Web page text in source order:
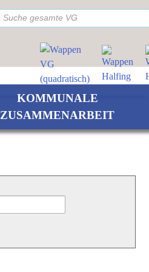
KOMMUNALE
ZUSAMMENARBEIT